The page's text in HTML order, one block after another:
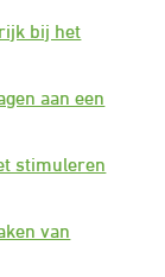
bij het
aan een
stimuleren
van